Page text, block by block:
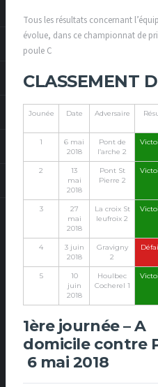
Tous les résultats concernant
évolue, dans ce championnat de
poule C
CLASSEMENT
Jounée Date Adversaire
1
6 mai
2018
Pont de
l’arche 2
2
13
mai
2018
Pont St
Pierre 2
3
27
mai
2018
La croix St
leufroix 2
4
3 juin
2018
Gravigny
2
5
10
juin
2018
Houlbec
Cocherel 1
1ère journée – A
domicile contre
6 mai 2018